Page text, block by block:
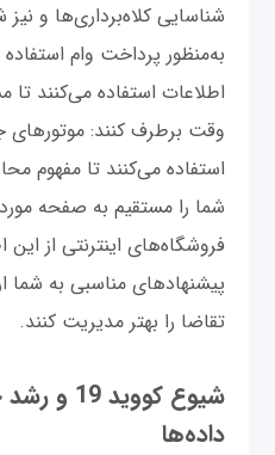
شناسایی کلاه‌برداری‌ها و
به‌منظور پرداخت وام
اطلاعات استفاده می‌کنند
وقت برطرف کنند:
استفاده می‌کنند تا مفهوم
شما را مستقیم به صفحه
فروشگاه‌های اینترنتی از این
پیشنهادهای مناسبی به شما
تقاضا را بهتر مدیریت کنند.
شیوع
داده‌ها